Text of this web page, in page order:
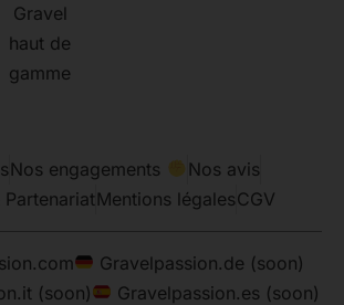
Gravel
haut de
gamme
Nos engagements
Nos avis
Mentions légalesCGV
Gravelpassion.de (soon)
(soon)
Gravelpassion.es (soon)